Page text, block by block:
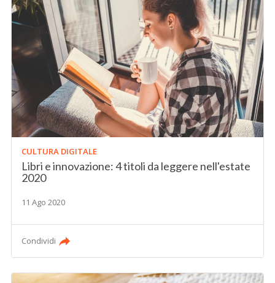
CULTURA DIGITALE
Libri e innovazione: 4 titoli da leggere nell'estate
2020
11 Ago 2020
Condividi